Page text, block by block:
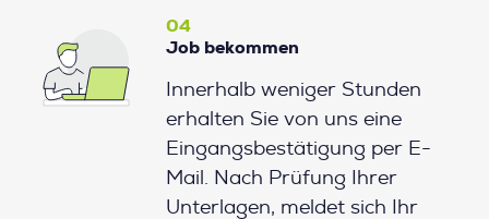
04
Job bekommen
Innerhalb weniger Stunden
erhalten Sie von uns eine
Eingangsbestätigung per E-
Mail. Nach Prüfung Ihrer
Unterlagen, meldet sich Ihr